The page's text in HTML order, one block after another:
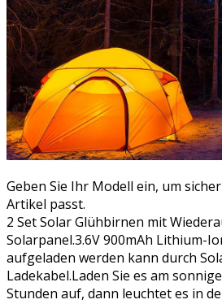
Geben Sie Ihr Modell ein, um
Artikel passt.
2 Set Solar Glühbirnen mit
Solarpanel.3.6V 900mAh Lithium-
aufgeladen werden kann durch
Ladekabel.Laden Sie es am
Stunden auf, dann leuchtet es in